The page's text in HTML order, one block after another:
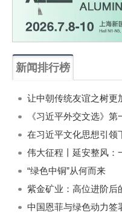
新闻排行榜
《习近平外交文选》
“绿色中铜”从何而来
紫金矿业：高位进阶后
中国恩菲与绿色动力签